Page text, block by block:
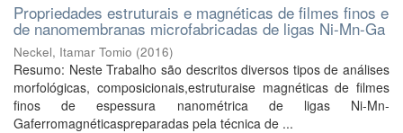
Propriedades estruturais e magnéticas de filmes finos e
de nanomembranas microfabricadas de ligas Ni-Mn-Ga
Neckel, Itamar Tomio (2016)
Resumo: Neste Trabalho são descritos diversos tipos de análises
morfológicas, composicionais,estruturaise magnéticas de filmes
finos de espessura nanométrica de ligas Ni-Mn-
Gaferromagnéticaspreparadas pela técnica de ...